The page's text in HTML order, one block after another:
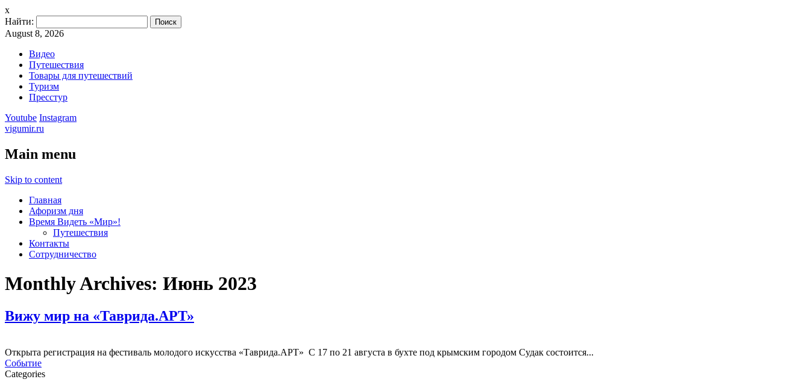
x
Найти:
August 8, 2026
Видео
Путешествия
Товары для путешествий
Туризм
Пресстур
Youtube Instagram
vigumir.ru
Main menu
Skip to content
Главная
Афоризм дня
Время Видеть «Мир»!
Путешествия
Контакты
Сотрудничество
Monthly Archives: Июнь 2023
Вижу мир на «Таврида.АРТ»
Открыта регистрация на фестиваль молодого искусства «Таврида.АРТ» С 17 по 21 августа в бухте под крымским городом Судак состоится...
Событие
Categories